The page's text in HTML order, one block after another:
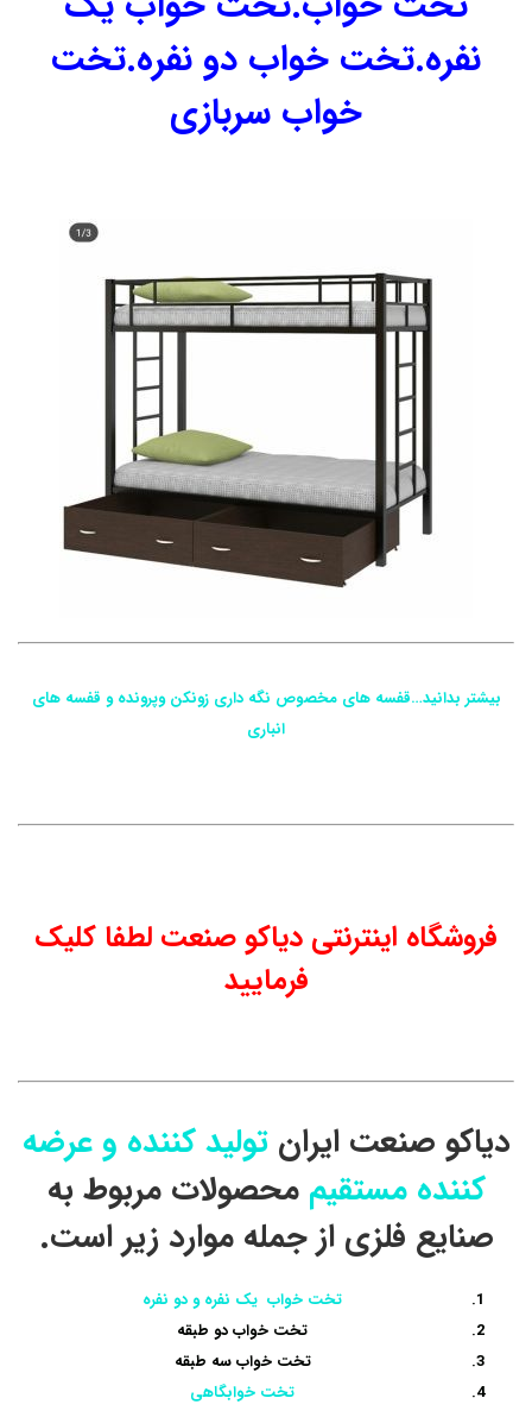
نفره.تخت خواب دو نفره.تخت
خواب سربازی
بیشتر بدانید…قفسه های مخصوص نگه داری زونکن وپرونده و قفسه های
انباری
فروشگاه اینترنتی دیاکو صنعت لطفا کلیک
فرمایید
دیاکو صنعت ایرانتولید کننده و عرضه
کننده مستقیم محصولات مربوط به
صنایع فلزی از جمله موارد زیر است.
تخت خواب یک نفره و دو نفره
تخت خواب دو طبقه
تخت خواب سه طبقه
تخت خوابگاهی